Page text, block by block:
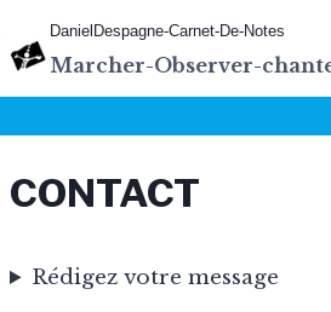
au
contenu
DanielDespagne-Carnet-De-Notes
Marcher-Observer-
CONTACT
Rédigez votre message